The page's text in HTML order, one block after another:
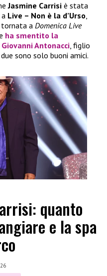
Jasmine Carrisi è stata
Live – Non è la d’Urso,
a Domenica Live
ha smentito la
Antonacci, figlio
sono solo buoni amici.
quanto
e la spa